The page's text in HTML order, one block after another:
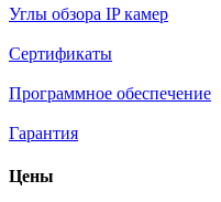
Углы обзора IP камер
Сертификаты
Программное обеспечение
Гарантия
Цены